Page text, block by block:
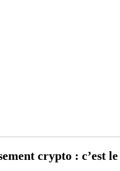
crypto : c’est